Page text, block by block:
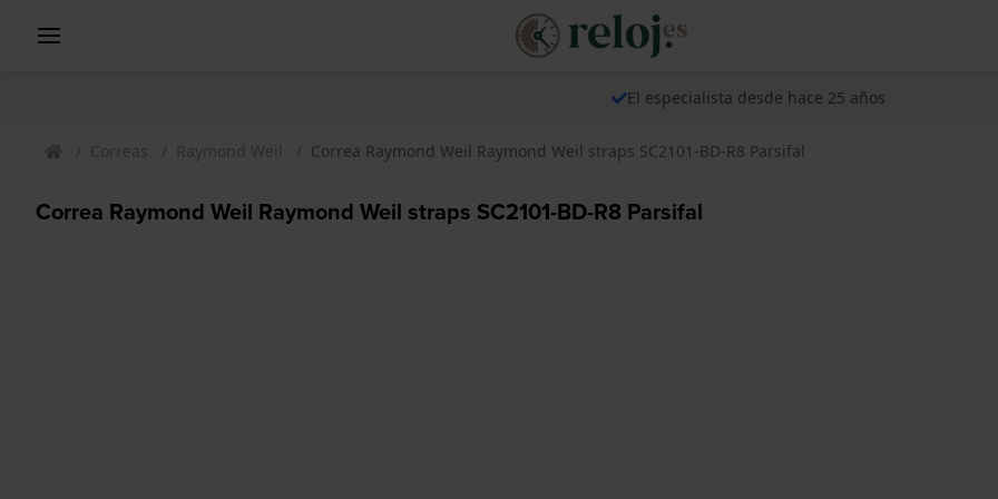
El especialista desde hace 25 años
Correas Raymond Weil Correa Raymond Weil Raymond Weil straps SC2101-BD-R8 Parsifal
Correa Raymond Weil Raymond Weil straps SC2101-BD-R8 Parsifal